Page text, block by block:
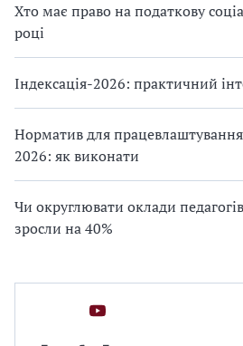
Хто має право на податкову
році
Індексація-2026: практичний
Норматив для працевлаштування
2026: як виконати
Чи округлювати оклади
зросли на 40%